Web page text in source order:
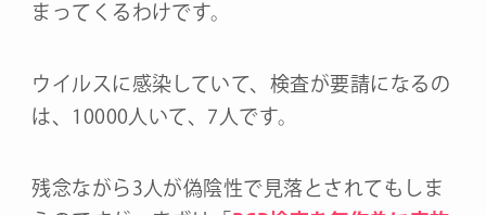
まってくるわけです。
ウイルスに感染していて、検査が要請になるの
は、10000人いて、7人です。
残念ながら3人が偽陰性で見落とされてもしま